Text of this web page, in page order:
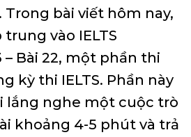
Trong bài viết hôm nay,
vào IELTS
Bài 22, một phần thi
kỳ thi IELTS. Phần này
lắng nghe một cuộc trò
khoảng 4-5 phút và trả